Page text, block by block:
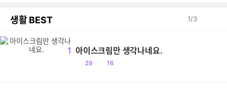
생활 BEST 1/3
1 아이스크림만 생각나네요.
공
29
댓
16